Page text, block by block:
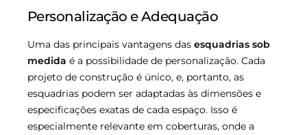
Personalização e Adequação
Uma das principais vantagens das esquadrias sob
medida é a possibilidade de personalização. Cada
projeto de construção é único, e, portanto, as
esquadrias podem ser adaptadas às dimensões e
especificações exatas de cada espaço. Isso é
especialmente relevante em coberturas, onde a